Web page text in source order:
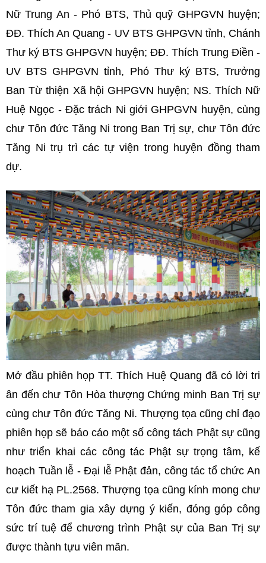
Nữ Trung An - Phó BTS, Thủ quỹ GHPGVN huyện;
ĐĐ. Thích An Quang - UV BTS GHPGVN tỉnh, Chánh
Thư ký BTS GHPGVN huyện; ĐĐ. Thích Trung Điền -
UV BTS GHPGVN tỉnh, Phó Thư ký BTS, Trưởng
Ban Từ thiện Xã hội GHPGVN huyện; NS. Thích Nữ
Huệ Ngọc - Đặc trách Ni giới GHPGVN huyện, cùng
chư Tôn đức Tăng Ni trong Ban Trị sự, chư Tôn đức
Tăng Ni trụ trì các tự viện trong huyện đồng tham
dự.
Mở đầu phiên họp TT. Thích Huệ Quang đã có lời tri
ân đến chư Tôn Hòa thượng Chứng minh Ban Trị sự
cùng chư Tôn đức Tăng Ni. Thượng tọa cũng chỉ đạo
phiên họp sẽ báo cáo một số công tách Phật sự cũng
như triển khai các công tác Phật sự trọng tâm, kế
hoạch Tuần lễ - Đại lễ Phật đản, công tác tổ chức An
cư kiết hạ PL.2568. Thượng tọa cũng kính mong chư
Tôn đức tham gia xây dựng ý kiến, đóng góp công
sức trí tuệ để chương trình Phật sự của Ban Trị sự
được thành tựu viên mãn.